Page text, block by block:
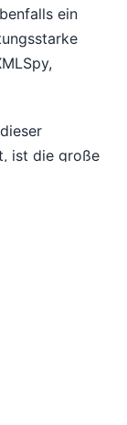
ein
ist die große